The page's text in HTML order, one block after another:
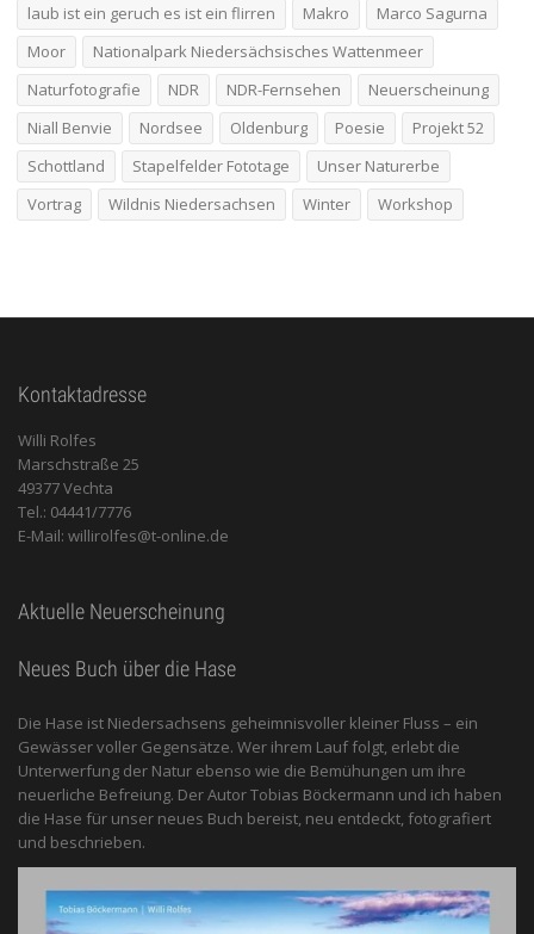
laub ist ein geruch es ist ein flirren
Makro
Marco Sagurna
Moor
Nationalpark Niedersächsisches Wattenmeer
Naturfotografie
NDR NDR-Fernsehen
Neuerscheinung
Niall Benvie
Nordsee Oldenburg Poesie
Projekt 52
Schottland
Stapelfelder Fototage
Unser Naturerbe
Vortrag
Wildnis Niedersachsen Winter Workshop
Kontaktadresse
Willi Rolfes
Marschstraße 25
49377 Vechta
Tel.: 04441/7776
E-Mail: willirolfes@t-online.de
Aktuelle Neuerscheinung
Neues Buch über die Hase
Die Hase ist Niedersachsens geheimnisvoller kleiner Fluss – ein
Gewässer voller Gegensätze. Wer ihrem Lauf folgt, erlebt die
Unterwerfung der Natur ebenso wie die Bemühungen um ihre
neuerliche Befreiung. Der Autor Tobias Böckermann und ich haben
die Hase für unser neues Buch bereist, neu entdeckt, fotografiert
und beschrieben.